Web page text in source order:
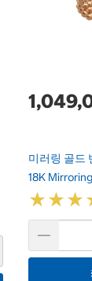
미러링 골드
18K
★★★
★★★